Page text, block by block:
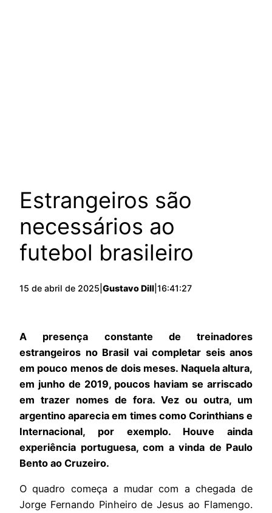
Estrangeiros são
necessários ao
futebol brasileiro
15 de abril de 2025 Gustavo Dill 16:41:27
A presença constante de treinadores
estrangeiros no Brasil vai completar seis anos
em pouco menos de dois meses. Naquela altura,
em junho de 2019, poucos haviam se arriscado
em trazer nomes de fora. Vez ou outra, um
argentino aparecia em times como Corinthians e
Internacional, por exemplo. Houve ainda
experiência portuguesa, com a vinda de Paulo
Bento ao Cruzeiro.
O quadro começa a mudar com a chegada de
Jorge Fernando Pinheiro de Jesus ao Flamengo.